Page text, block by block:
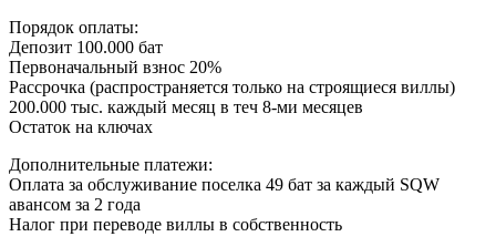
Порядок оплаты:
Депозит 100.000 бат
Первоначальный взнос 20%
Рассрочка (распространяется только на строящиеся виллы)
200.000 тыс. каждый месяц в теч 8-ми месяцев
Остаток на ключах
Дополнительные платежи:
Оплата за обслуживание поселка 49 бат за каждый SQW
авансом за 2 года
Налог при переводе виллы в собственность